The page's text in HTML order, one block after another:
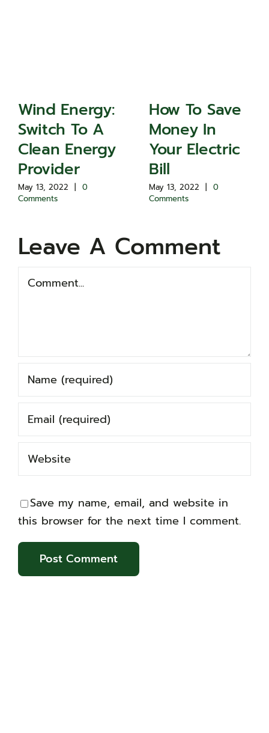
Wind Energy:
Switch To A
Clean Energy
Provider
May 13, 2022 | 0
Comments
How To Save
Money In
Your Electric
Bill
May 13, 2022 | 0
Comments
Leave A Comment
Comment
Save my name, email, and website in
this browser for the next time I comment.